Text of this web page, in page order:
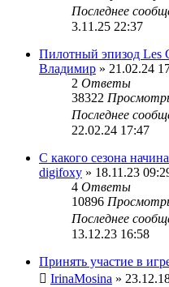
Последнее
3.11.25 22:37
Пилотный эпизод Les
Владимир » 21.02.24
2 Ответы
38322
Последнее
22.02.24 17:47
С какого сезона
digifoxy » 18.11.23
4 Ответы
10896
Последнее
13.12.23 16:58
Принять участие в
IrinaMosina »